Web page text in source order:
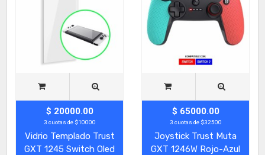
$ 20000.00
3 cuotas de $10000
Vidrio Templado Trust
GXT 1245 Switch Oled
$ 65000.00
3 cuotas de $32500
Joystick Trust Muta
GXT 1246W Rojo-Azul